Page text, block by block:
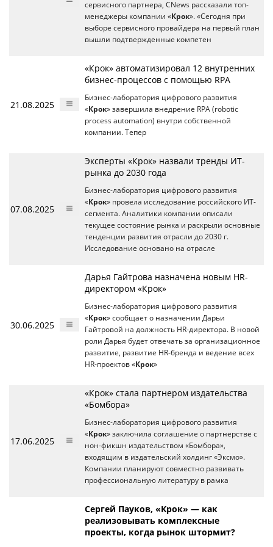
сервисного партнера, CNews рассказали топ-
менеджеры компании «Крок». «Сегодня при
выборе сервисного провайдера на первый план
вышли подтвержденные компетен
21.08.2025
«Крок» автоматизировал 12 внутренних
бизнес-процессов с помощью RPA
Бизнес-лаборатория цифрового развития
«Крок» завершила внедрение RPA (robotic
process automation) внутри собственной
компании. Тепер
07.08.2025
Эксперты «Крок» назвали тренды ИТ-
рынка до 2030 года
Бизнес-лаборатория цифрового развития
«Крок» провела исследование российского ИТ-
сегмента. Аналитики компании описали
текущее состояние рынка и раскрыли основные
тенденции развития отрасли до 2030 г.
Исследование основано на отрасле
30.06.2025
Дарья Гайтрова назначена новым HR-
директором «Крок»
Бизнес-лаборатория цифрового развития
«Крок» сообщает о назначении Дарьи
Гайтровой на должность HR-директора. В новой
роли Дарья будет отвечать за организационное
развитие, развитие HR-бренда и ведение всех
HR-проектов «Крок»
17.06.2025
«Крок» стала партнером издательства
«Бомбора»
Бизнес-лаборатория цифрового развития
«Крок» заключила соглашение о партнерстве с
нон-фикшн издательством «Бомбора»,
входящим в издательский холдинг «Эксмо».
Компании планируют совместно развивать
профессиональную литературу в рамка
Сергей Пауков, «Крок» — как
реализовывать комплексные
проекты, когда рынок штормит?